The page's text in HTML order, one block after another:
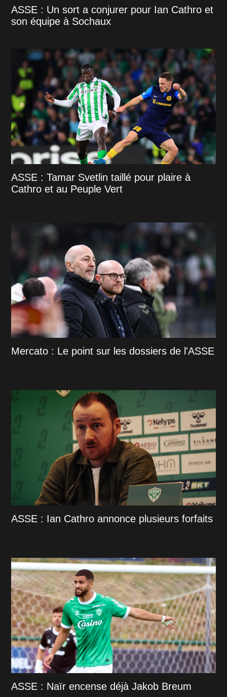
ASSE : Un sort a conjurer pour Ian Cathro et
son équipe à Sochaux
ASSE : Tamar Svetlin taillé pour plaire à
Cathro et au Peuple Vert
Mercato : Le point sur les dossiers de l'ASSE
ASSE : Ian Cathro annonce plusieurs forfaits
ASSE : Naïr encense déjà Jakob Breum